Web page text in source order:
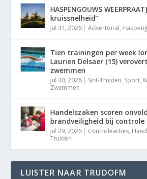
HASPENGOUWS
kruissnelheid”
jul 31, 2026 |Advertorial,
Tien trainingen per week
Laurien Delsaer (15)
zwemmen
jul 30, 2026 | Sint-Truiden, Sport,
Zwemmen
Handelszaken scoren
brandveiligheid bij
jul 29, 2026 | Controleacties,
Truiden
LUISTER NAAR TRUDOFM